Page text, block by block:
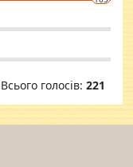
Всього голосів: 221